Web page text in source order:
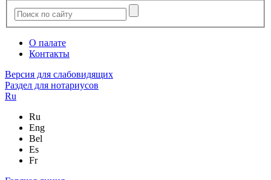
О палате
Контакты
Версия для слабовидящих
Раздел для нотариусов
Ru
Ru
Eng
Bel
Es
Fr